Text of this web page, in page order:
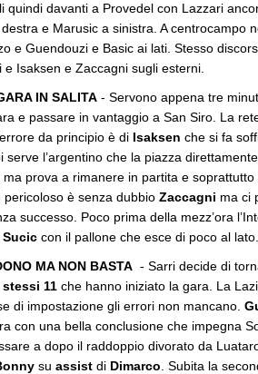
quindi davanti a Provedel con Lazzari
e Marusic a sinistra. A centrocampo
e Guendouzi e Basic ai lati. Stesso
e Isaksen e Zaccagni sugli esterni.
IN SALITA - Servono appena tre
e passare in vantaggio a San Siro. La
da principio è di Isaksen che si fa
serve l’argentino che la piazza
ma prova a rimanere in partita e
pericoloso è senza dubbio Zaccagni ma ci
successo. Poco prima della mezz’ora
Sucic con il pallone che esce di poco al lato.
MA NON BASTA - Sarri decide di
11 che hanno iniziato la gara. La
di impostazione gli errori non mancano.
con una bella conclusione che impegna
a dopo il raddoppio divorato da
su assist di Dimarco . Subita la